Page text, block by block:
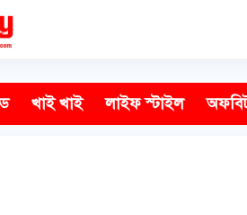
খাই খাই লাইফ স্টাইল